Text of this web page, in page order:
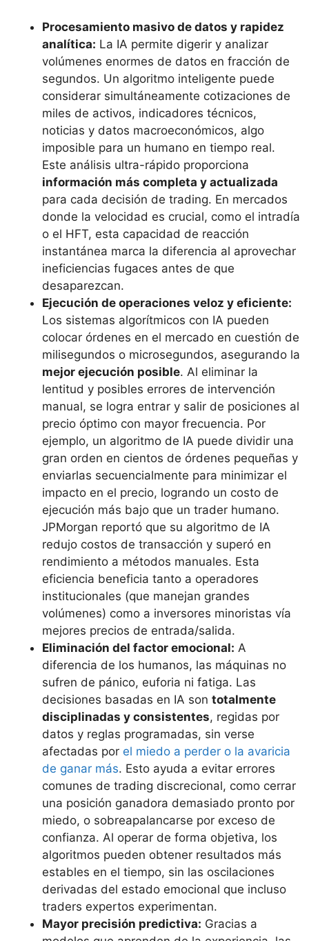
Procesamiento masivo de datos y rapidez
analítica: La IA permite digerir y analizar
volúmenes enormes de datos en fracción de
segundos. Un algoritmo inteligente puede
considerar simultáneamente cotizaciones de
miles de activos, indicadores técnicos,
noticias y datos macroeconómicos, algo
imposible para un humano en tiempo real.
Este análisis ultra-rápido proporciona
información más completa y actualizada
para cada decisión de trading​. En mercados
donde la velocidad es crucial, como el intradía
o el HFT, esta capacidad de reacción
instantánea marca la diferencia al aprovechar
ineficiencias fugaces antes de que
desaparezcan.
Ejecución de operaciones veloz y eficiente:
Los sistemas algorítmicos con IA pueden
colocar órdenes en el mercado en cuestión de
milisegundos o microsegundos, asegurando la
mejor ejecución posible. Al eliminar la
lentitud y posibles errores de intervención
manual, se logra entrar y salir de posiciones al
precio óptimo con mayor frecuencia. Por
ejemplo, un algoritmo de IA puede dividir una
gran orden en cientos de órdenes pequeñas y
enviarlas secuencialmente para minimizar el
impacto en el precio, logrando un costo de
ejecución más bajo que un trader humano.
JPMorgan reportó que su algoritmo de IA
redujo costos de transacción y superó en
rendimiento a métodos manuales​. Esta
eficiencia beneficia tanto a operadores
institucionales (que manejan grandes
volúmenes) como a inversores minoristas vía
mejores precios de entrada/salida.
Eliminación del factor emocional: A
diferencia de los humanos, las máquinas no
sufren de pánico, euforia ni fatiga. Las
decisiones basadas en IA son totalmente
disciplinadas y consistentes, regidas por
datos y reglas programadas, sin verse
afectadas por el miedo a perder o la avaricia
de ganar más​. Esto ayuda a evitar errores
comunes de trading discrecional, como cerrar
una posición ganadora demasiado pronto por
miedo, o sobreapalancarse por exceso de
confianza. Al operar de forma objetiva, los
algoritmos pueden obtener resultados más
estables en el tiempo, sin las oscilaciones
derivadas del estado emocional que incluso
traders expertos experimentan.
Mayor precisión predictiva: Gracias a